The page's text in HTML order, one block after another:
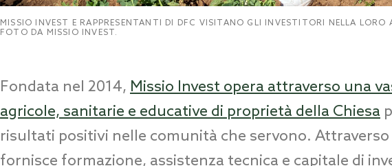
MISSIO INVEST E RAPPRESENTANTI DI DFC VISITANO GLI INVESTITORI NELLA LORO
FOTO DA MISSIO INVEST.
Fondata nel 2014, Missio Invest opera attraverso una
agricole, sanitarie e educative di proprietà della Chiesa
risultati positivi nelle comunità che servono. Attraverso
fornisce formazione, assistenza tecnica e capitale di